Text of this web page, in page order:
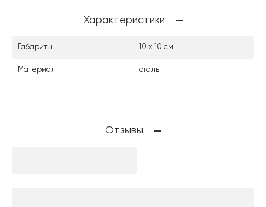
Характеристики
Габариты 10 х 10 см
Материал сталь
Отзывы